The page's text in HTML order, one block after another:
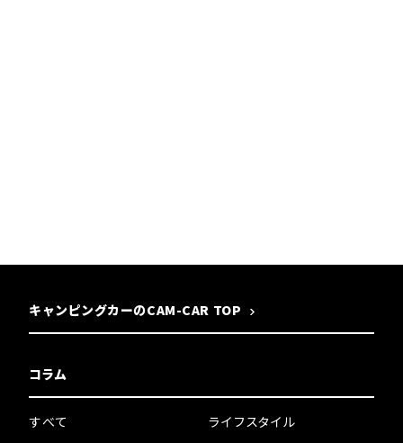
キャンピングカーのCAM-CAR TOP
コラム
すべて
ライフスタイル